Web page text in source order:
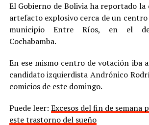
El Gobierno de Bolivia ha reportado
artefacto explosivo cerca de un
municipio Entre Ríos, en el
Cochabamba.
En ese mismo centro de votación iba
candidato izquierdista Andrónico
comicios de este domingo.
Puede leer: Excesos del fin de semana
este trastorno del sueño